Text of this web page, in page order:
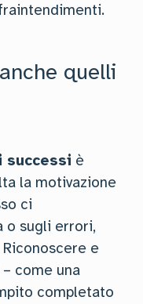
quelli
successi è
la motivazione
ci
o sugli errori,
e
come una
completato